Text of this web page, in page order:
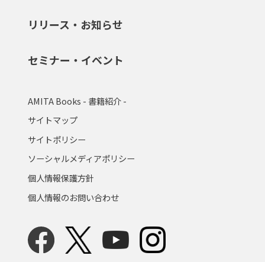
リリース・お知らせ
セミナー・イベント
AMITA Books - 書籍紹介 -
サイトマップ
サイトポリシー
ソーシャルメディアポリシー
個人情報保護方針
個人情報のお問い合わせ